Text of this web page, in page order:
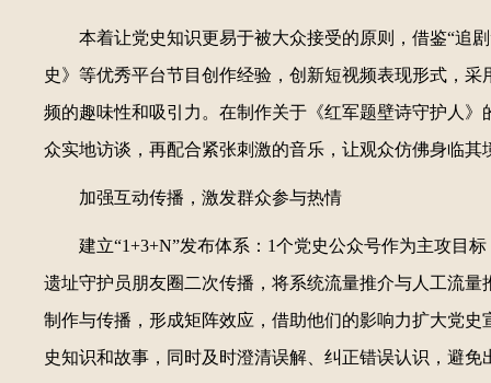
本着让党史知识更易于被大众接受的原则，借鉴“追
史》等优秀平台节目创作经验，创新短视频表现形式，
频的趣味性和吸引力。在制作关于《红军题壁诗守护人
众实地访谈，再配合紧张刺激的音乐，让观众仿佛身临
加强互动传播，激发群众参与热情
建立“1+3+N”发布体系：1个党史公众号作为主攻目
遗址守护员朋友圈二次传播，将系统流量推介与人工流
制作与传播，形成矩阵效应，借助他们的影响力扩大党
史知识和故事，同时及时澄清误解、纠正错误认识，避